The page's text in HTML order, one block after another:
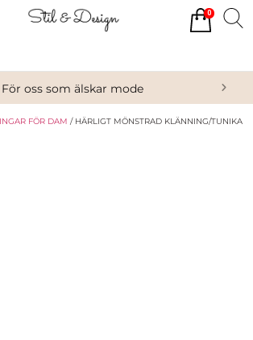
För oss som älskar mode
FÖR DAM / HÄRLIGT MÖNSTRAD KLÄNNING/TUNIKA
0